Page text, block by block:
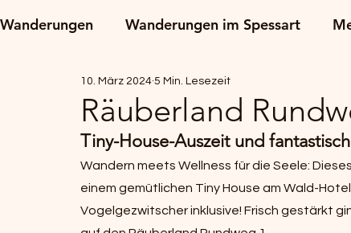
Wanderungen Wanderungen im Spessart
Natur und Spessart Reiseberichte
Alte faszinierende Bäume
Räuberland
10. März 2024 5 Min. Lesezeit
Tiny-House-Auszeit und
Wandern meets Wellness für die Seele:
einem gemütlichen Tiny House am Wald-
Vogelgezwitscher inklusive! Frisch gestärkt